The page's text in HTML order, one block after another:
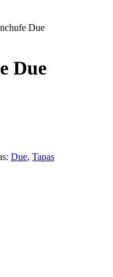
Due
Due
Due, Tapas